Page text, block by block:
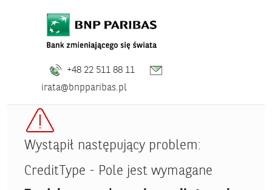
+48 22 511 88 11
irata@bnpparibas.pl
Wystąpił następujący problem:
CreditType - Pole jest wymagane